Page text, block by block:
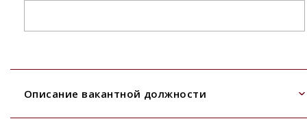
Описание вакантной должности